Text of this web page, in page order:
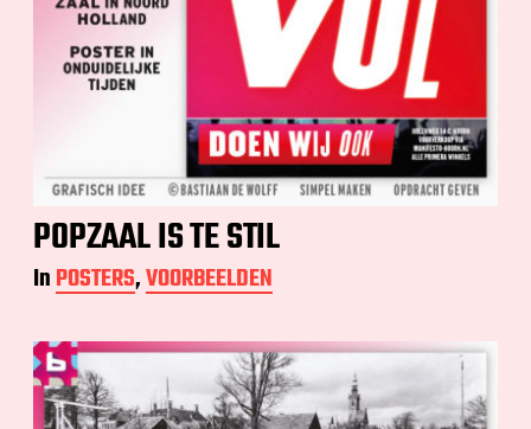
POPZAAL IS TE STIL
InPOSTERS,VOORBEELDEN